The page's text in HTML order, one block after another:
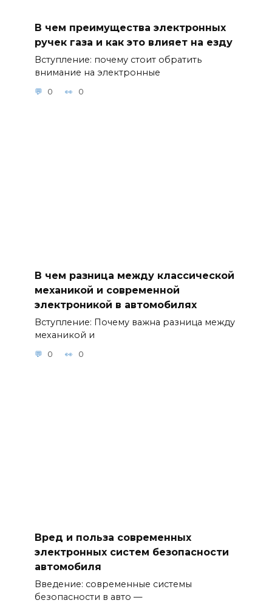
В чем преимущества электронных
ручек газа и как это влияет на езду
Вступление: почему стоит обратить
внимание на электронные
0 0
В чем разница между классической
механикой и современной
электроникой в автомобилях
Вступление: Почему важна разница между
механикой и
0 0
Вред и польза современных
электронных систем безопасности
автомобиля
Введение: современные системы
безопасности в авто —